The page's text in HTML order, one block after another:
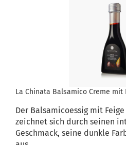
La Chinata Balsamico Creme mit
Der Balsamicoessig mit
zeichnet sich durch seinen
Geschmack, seine dunkle